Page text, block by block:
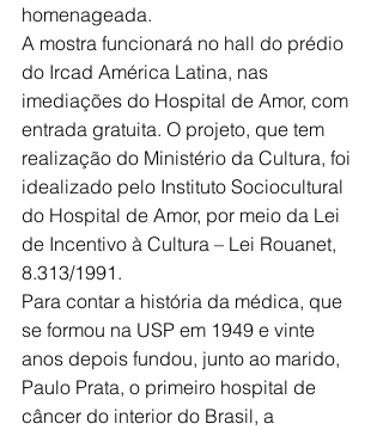
homenageada.
A mostra funcionará no hall do prédio
do Ircad América Latina, nas
imediações do Hospital de Amor, com
entrada gratuita. O projeto, que tem
realização do Ministério da Cultura, foi
idealizado pelo Instituto Sociocultural
do Hospital de Amor, por meio da Lei
de Incentivo à Cultura – Lei Rouanet,
8.313/1991.
Para contar a história da médica, que
se formou na USP em 1949 e vinte
anos depois fundou, junto ao marido,
Paulo Prata, o primeiro hospital de
câncer do interior do Brasil, a